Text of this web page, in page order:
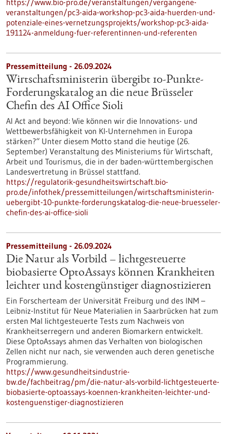
https://www.bio-pro.de/veranstaltungen/vergangene-
veranstaltungen/pc3-aida-workshop-pc3-aida-huerden-und-
potenziale-eines-vernetzungsprojekts/workshop-pc3-aida-
191124-anmeldung-fuer-referentinnen-und-referenten
Pressemitteilung - 26.09.2024
Wirtschaftsministerin übergibt 10-Punkte-
Forderungskatalog an die neue Brüsseler
Chefin des AI Office Sioli
AI Act and beyond: Wie können wir die Innovations- und
Wettbewerbsfähigkeit von KI-Unternehmen in Europa
stärken?“ Unter diesem Motto stand die heutige (26.
September) Veranstaltung des Ministeriums für Wirtschaft,
Arbeit und Tourismus, die in der baden-württembergischen
Landesvertretung in Brüssel stattfand.
https://regulatorik-gesundheitswirtschaft.bio-
pro.de/infothek/pressemitteilungen/wirtschaftsministerin-
uebergibt-10-punkte-forderungskatalog-die-neue-bruesseler-
chefin-des-ai-office-sioli
Pressemitteilung - 26.09.2024
Die Natur als Vorbild – lichtgesteuerte
biobasierte OptoAssays können Krankheiten
leichter und kostengünstiger diagnostizieren
Ein Forscherteam der Universität Freiburg und des INM –
Leibniz-Institut für Neue Materialien in Saarbrücken hat zum
ersten Mal lichtgesteuerte Tests zum Nachweis von
Krankheitserregern und anderen Biomarkern entwickelt.
Diese OptoAssays ahmen das Verhalten von biologischen
Zellen nicht nur nach, sie verwenden auch deren genetische
Programmierung.
https://www.gesundheitsindustrie-
bw.de/fachbeitrag/pm/die-natur-als-vorbild-lichtgesteuerte-
biobasierte-optoassays-koennen-krankheiten-leichter-und-
kostenguenstiger-diagnostizieren